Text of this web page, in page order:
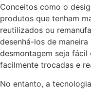
Conceitos como o
produtos que tenham
reutilizados ou
desenhá-los de
desmontagem seja fácil
facilmente trocadas e
No entanto, a